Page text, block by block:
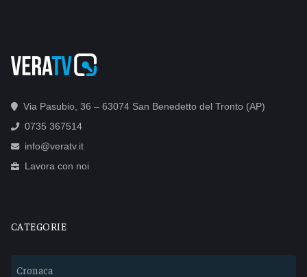
Via Pasubio, 36 – 63074 San Benedetto del Tronto (AP)
0735 367514
info@veratv.it
Lavora con noi
CATEGORIE
Cronaca